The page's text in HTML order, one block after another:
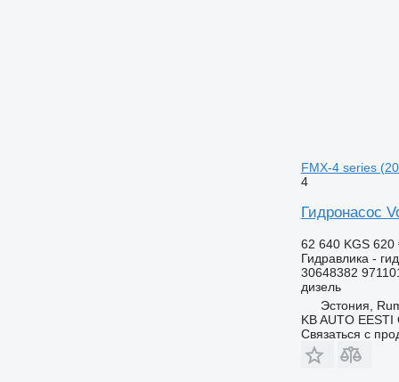
FMX-4 series
4
Гидронасос
62 640 KGS 620
Гидравлика -
30648382
дизель
Эстония,
KB AUTO EESTI
Связаться с